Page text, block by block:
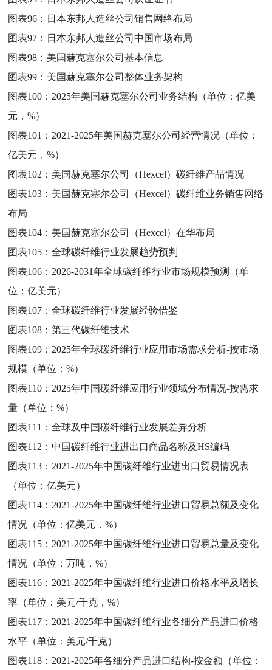
图表96： 日本东邦人造丝公司销售网络布局
图表97： 日本东邦人造丝公司中国市场布局
图表98： 美国赫克塞尔公司基本信息
图表99： 美国赫克塞尔公司整体业务架构
图表100： 2025年美国赫克塞尔公司业务结构（单位：亿美
元，%）
图表101： 2021-2025年美国赫克塞尔公司经营情况（单位：
亿美元，%）
图表102： 美国赫克塞尔公司（Hexcel）碳纤维产品情况
图表103： 美国赫克塞尔公司（Hexcel）碳纤维业务销售网络
布局
图表104： 美国赫克塞尔公司（Hexcel）在华布局
图表105：全球碳纤维行业发展趋势预判
图表106： 2026-2031年全球碳纤维行业市场规模预测（单
位：亿美元）
图表107：全球碳纤维行业发展经验借鉴
图表108：第三代碳纤维技术
图表109： 2025年全球碳纤维行业应用市场需求分析-按市场
规模（单位：%）
图表110： 2025年中国碳纤维应用行业领域分布情况-按需求
量（单位：%）
图表111：全球及中国碳纤维行业发展差异分析
图表112：中国碳纤维行业进出口商品名称及HS编码
图表113： 2021-2025年中国碳纤维行业进出口贸易情况表
（单位：亿美元）
图表114： 2021-2025年中国碳纤维行业进口贸易总额及变化
情况（单位：亿美元，%）
图表115： 2021-2025年中国碳纤维行业进口贸易总量及变化
情况（单位：万吨，%）
图表116： 2021-2025年中国碳纤维行业进口价格水平及增长
率（单位：美元/千克，%）
图表117： 2021-2025年中国碳纤维行业各细分产品进口价格
水平（单位：美元/千克）
图表118： 2021-2025年各细分产品进口结构-按金额（单位：